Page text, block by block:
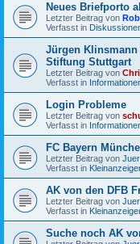
Neues Briefporto
Letzter Beitrag von
Verfasst in
Jürgen
Stiftung Stuttgart
Letzter Beitrag von
Verfasst in
Login Probleme
Letzter Beitrag von
Verfasst in
FC Bayern
Letzter Beitrag von
Verfasst in
AK von den DFB
Letzter Beitrag von
Verfasst in
Suche noch AK